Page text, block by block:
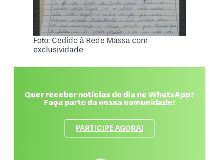
Foto: Cedido à Rede Massa com
exclusividade
Quer receber notícias do dia no WhatsApp?
Faça parte da nossa comunidade!
PARTICIPE AGORA!